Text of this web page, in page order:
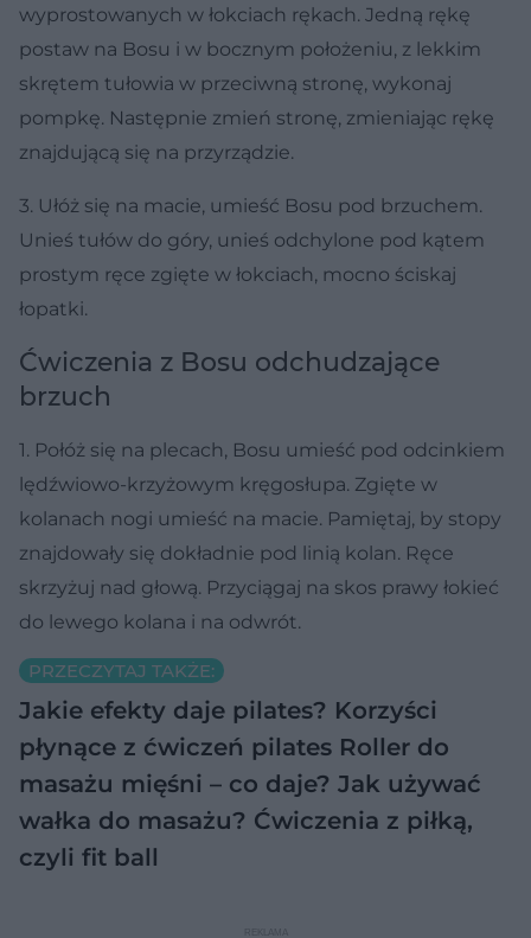
wyprostowanych w łokciach rękach. Jedną rękę
postaw na Bosu i w bocznym położeniu, z lekkim
skrętem tułowia w przeciwną stronę, wykonaj
pompkę. Następnie zmień stronę, zmieniając rękę
znajdującą się na przyrządzie.
3. Ułóż się na macie, umieść Bosu pod brzuchem.
Unieś tułów do góry, unieś odchylone pod kątem
prostym ręce zgięte w łokciach, mocno ściskaj
łopatki.
Ćwiczenia z Bosu odchudzające
brzuch
1. Połóż się na plecach, Bosu umieść pod odcinkiem
lędźwiowo-krzyżowym kręgosłupa. Zgięte w
kolanach nogi umieść na macie. Pamiętaj, by stopy
znajdowały się dokładnie pod linią kolan. Ręce
skrzyżuj nad głową. Przyciągaj na skos prawy łokieć
do lewego kolana i na odwrót.
PRZECZYTAJ TAKŻE:
Jakie efekty daje pilates? Korzyści
płynące z ćwiczeń pilates Roller do
masażu mięśni – co daje? Jak używać
wałka do masażu? Ćwiczenia z piłką,
czyli fit ball